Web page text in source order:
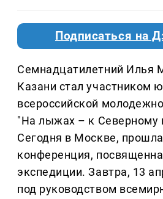
Подписаться на
Семнадцатилетний Илья
Казани стал участником
всероссийской
"На лыжах – к Северному
Сегодня в Москве,
конференция,
экспедиции. Завтра, 13
под руководством